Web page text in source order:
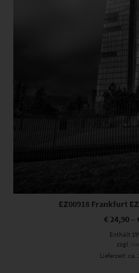
EZ00918 Frankfurt
€ 24,90 –
Enthält
zzgl.
Lieferzeit: ca.